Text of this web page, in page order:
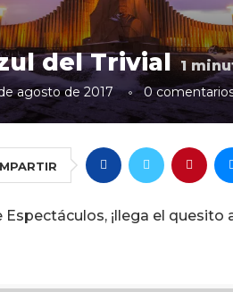
del Trivial 1
agosto de 2017 0
¡llega el quesito